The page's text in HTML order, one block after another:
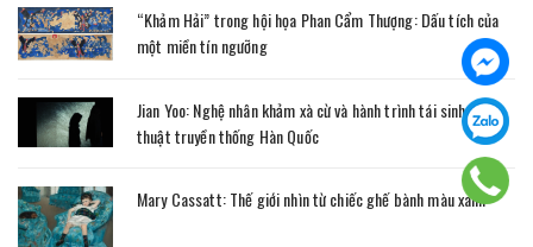
“Khảm Hải” trong hội họa Phan Cẩm Thượng: Dấu tích của
một miền tín ngưỡng
Jian Yoo: Nghệ nhân khảm xà cừ và hành trình tái sinh nghệ
thuật truyền thống Hàn Quốc
Mary Cassatt: Thế giới nhìn từ chiếc ghế bành màu xanh